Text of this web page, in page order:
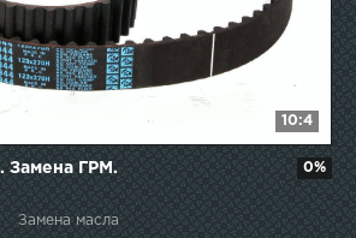
10:4
Замена ГРМ.
Замена масла
0%